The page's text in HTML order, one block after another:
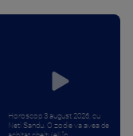
Horoscop 3 august 2026, cu
Neti Sandu. O zodie va avea de